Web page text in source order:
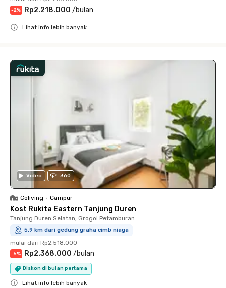
-2% Rp2.218.000 /bulan
Lihat info lebih banyak
Video 360
Coliving • Campur
Kost Rukita Eastern Tanjung Duren
Tanjung Duren Selatan, Grogol Petamburan
5.9 km dari gedung graha cimb niaga
mulai dari Rp2.518.000
-5% Rp2.368.000 /bulan
Diskon di bulan pertama
Lihat info lebih banyak